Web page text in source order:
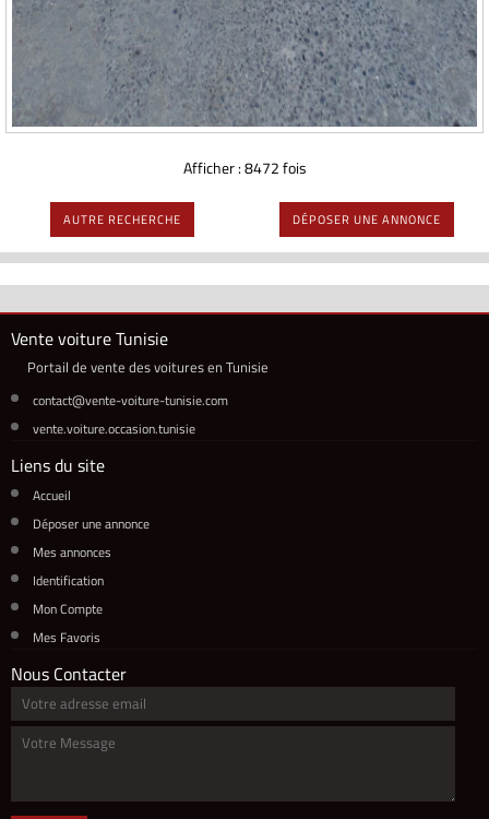
Afficher : 8472 fois
AUTRE RECHERCHE DÉPOSER UNE ANNONCE
Vente voiture Tunisie
Portail de vente des voitures en Tunisie
contact@vente-voiture-tunisie.com
vente.voiture.occasion.tunisie
Liens du site
Accueil
Déposer une annonce
Mes annonces
Identification
Mon Compte
Mes Favoris
Nous Contacter